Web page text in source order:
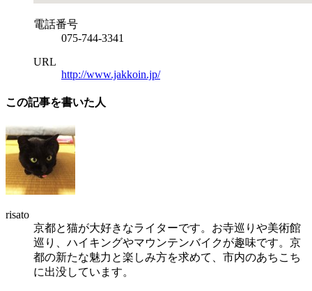
電話番号
075-744-3341
URL
http://www.jakkoin.jp/
この記事を書いた人
risato
京都と猫が大好きなライターです。お寺巡りや美術館
巡り、ハイキングやマウンテンバイクが趣味です。京
都の新たな魅力と楽しみ方を求めて、市内のあちこち
に出没しています。